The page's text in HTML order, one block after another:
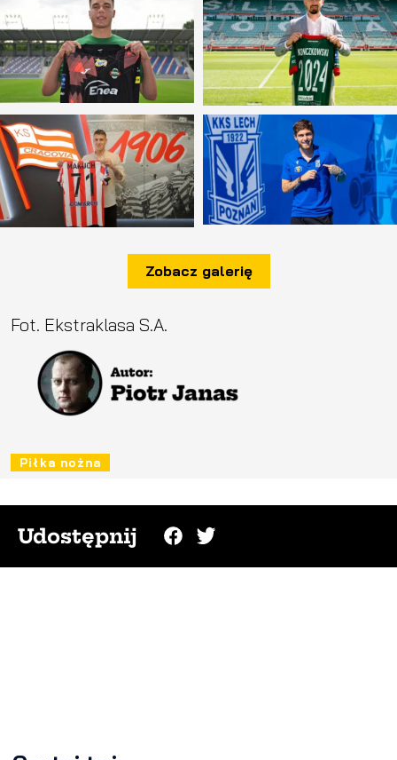
Zobacz galerię
Fot. Ekstraklasa S.A.
Piłka nożna
Udostępnij